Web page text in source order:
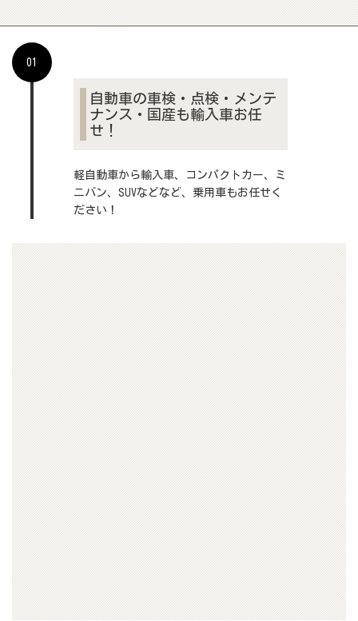
01
自動車の車検・点検・メンテ
ナンス・国産も輸入車お任
せ！
軽自動車から輸入車、コンパクトカー、ミ
ニバン、SUVなどなど、乗用車もお任せく
ださい！